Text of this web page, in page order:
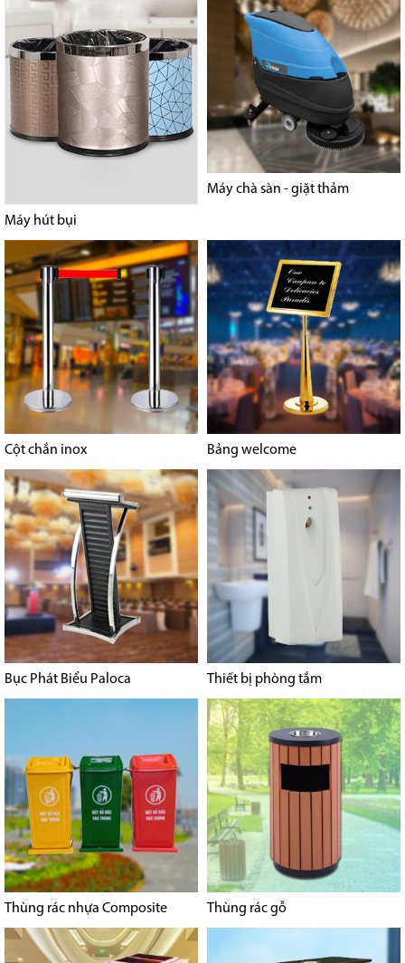
Máy hút bụi
Máy chà sàn - giặt thảm
Cột chắn inox Bảng welcome
Bục Phát Biểu Paloca Thiết bị phòng tắm
Thùng rác nhựa Composite Thùng rác gỗ